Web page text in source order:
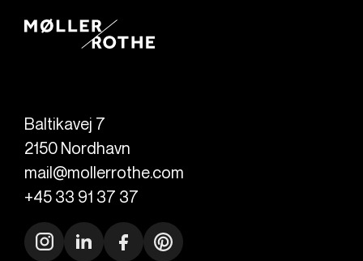
Baltikavej 7
2150 Nordhavn
mail@mollerrothe.com
+45 33 91 37 37